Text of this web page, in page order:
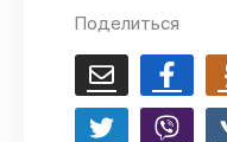
Поделиться